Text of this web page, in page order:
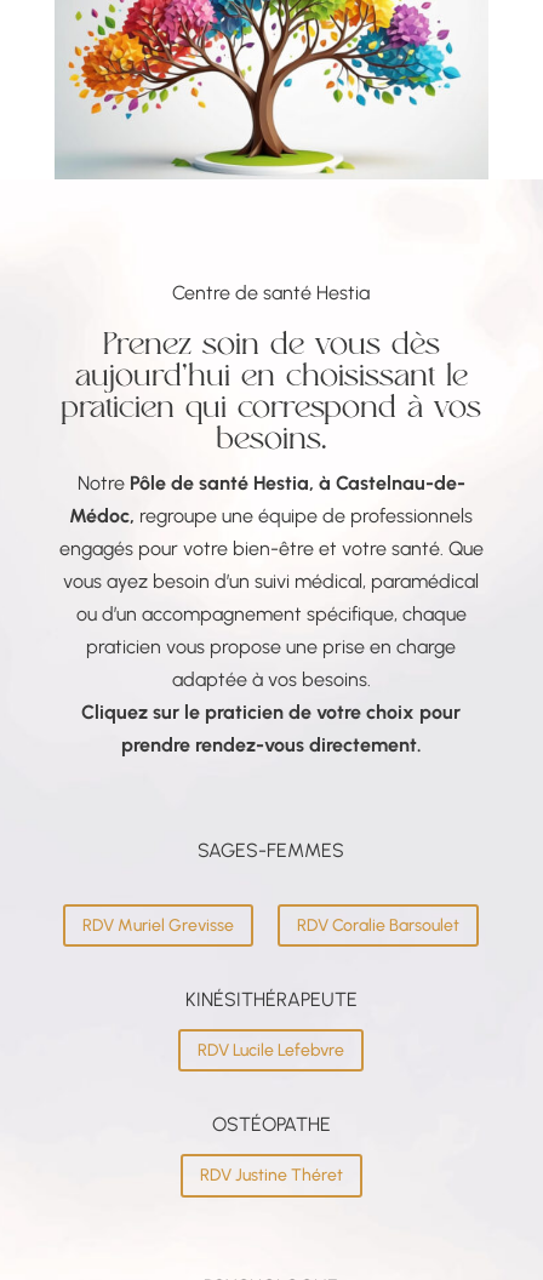
Centre de santé Hestia
Prenez soin de vous dès
aujourd’hui en choisissant le
praticien qui correspond à vos
besoins.
Notre Pôle de santé Hestia, à Castelnau-de-
Médoc, regroupe une équipe de professionnels
engagés pour votre bien-être et votre santé. Que
vous ayez besoin d’un suivi médical, paramédical
ou d’un accompagnement spécifique, chaque
praticien vous propose une prise en charge
adaptée à vos besoins.
Cliquez sur le praticien de votre choix pour
prendre rendez-vous directement.
SAGES-FEMMES
RDV Muriel Grevisse RDV Coralie Barsoulet
KINÉSITHÉRAPEUTE
RDV Lucile Lefebvre
OSTÉOPATHE
RDV Justine Théret